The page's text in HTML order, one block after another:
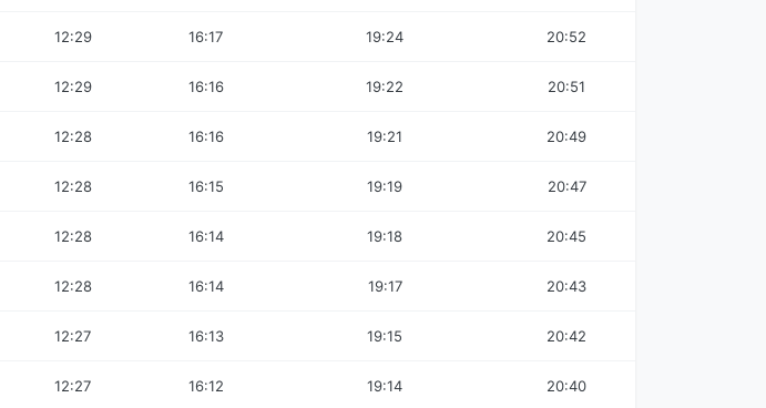
12:29 16:17 19:24 20:52
12:29 16:16 19:22 20:51
12:28 16:16 19:21 20:49
12:28 16:15 19:19 20:47
12:28 16:14 19:18 20:45
12:28 16:14 19:17 20:43
12:27 16:13 19:15 20:42
12:27 16:12 19:14 20:40